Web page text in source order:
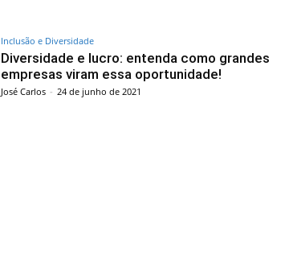
Inclusão e Diversidade
Diversidade e lucro: entenda como grandes
empresas viram essa oportunidade!
José Carlos - 24 de junho de 2021